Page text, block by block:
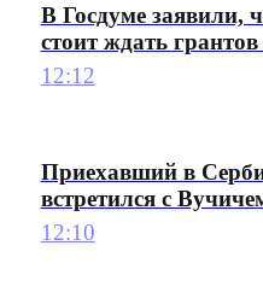
В Госдуме заявили,
стоит ждать
12:12
Приехавший в
встретился с
12:10